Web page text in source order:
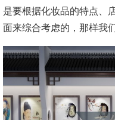
是要根据化妆品的特点、
面来综合考虑的，那样我